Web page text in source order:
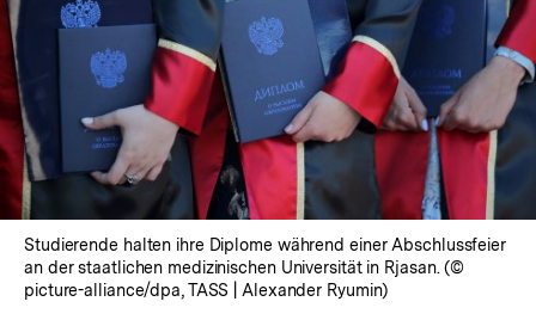
Studierende halten ihre Diplome während einer Abschlussfeier
an der staatlichen medizinischen Universität in Rjasan. (©
picture-alliance/dpa, TASS | Alexander Ryumin)